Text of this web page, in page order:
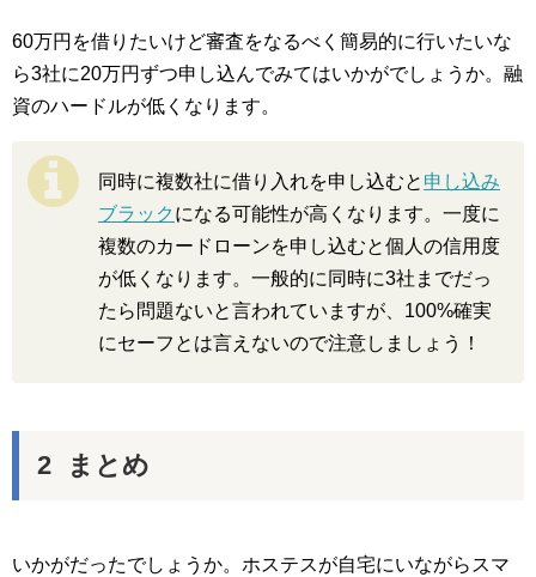
60万円を借りたいけど審査をなるべく簡易的に行いたいな
ら3社に20万円ずつ申し込んでみてはいかがでしょうか。融
資のハードルが低くなります。
同時に複数社に借り入れを申し込むと 申し込み
ブラック になる可能性が高くなります。一度に
複数のカードローンを申し込むと個人の信用度
が低くなります。一般的に同時に3社までだっ
たら問題ないと言われていますが、100%確実
にセーフとは言えないので注意しましょう！
まとめ
いかがだったでしょうか。ホステスが自宅にいながらスマ